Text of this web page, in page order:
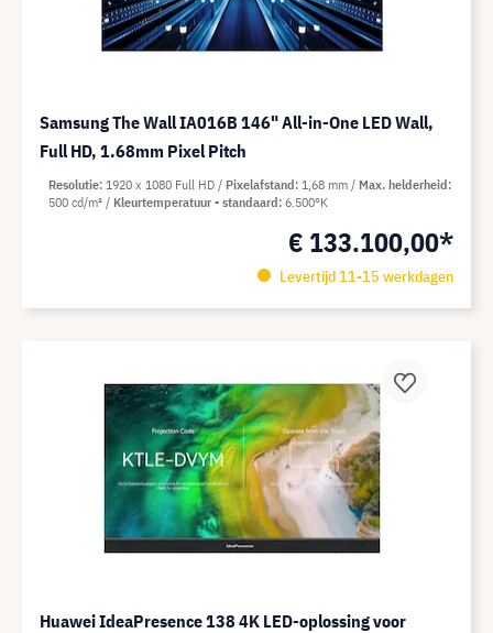
Samsung The Wall IA016B 146" All-in-One LED Wall,
Full HD, 1.68mm Pixel Pitch
€ 133.100,00*
Levertijd 11-15 werkdagen
Resolutie 1920 x 1080 Full HD Pixelafstand 1,68 mm
Max. helderheid
500 cd/m²
Kleurtemperatuur - standaard 6.500°K
Huawei IdeaPresence 138 4K LED-oplossing voor